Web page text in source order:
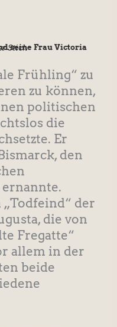
seine Frau Victoria
Stich
Frühling“ zu
zu können,
politischen
die
Er
den
der
die von
Fregatte“
allem in der
beide